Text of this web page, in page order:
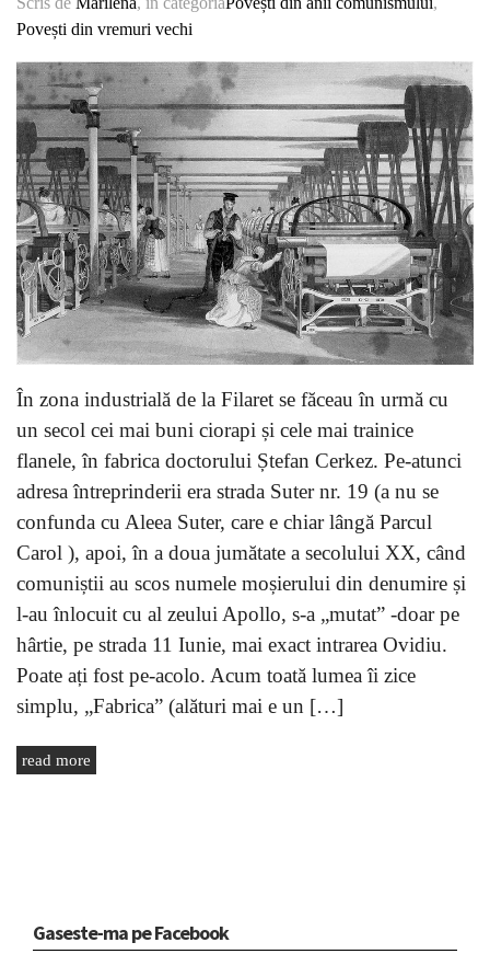
Povești din vremuri vechi
În zona industrială de la Filaret se făceau în urmă cu
un secol cei mai buni ciorapi și cele mai trainice
flanele, în fabrica doctorului Ștefan Cerkez. Pe-atunci
adresa întreprinderii era strada Suter nr. 19 (a nu se
confunda cu Aleea Suter, care e chiar lângă Parcul
Carol ), apoi, în a doua jumătate a secolului XX, când
comuniștii au scos numele moșierului din denumire și
l-au înlocuit cu al zeului Apollo, s-a „mutat” -doar pe
hârtie, pe strada 11 Iunie, mai exact intrarea Ovidiu.
Poate ați fost pe-acolo. Acum toată lumea îi zice
simplu, „Fabrica” (alături mai e un […]
read more
Gaseste-ma pe Facebook